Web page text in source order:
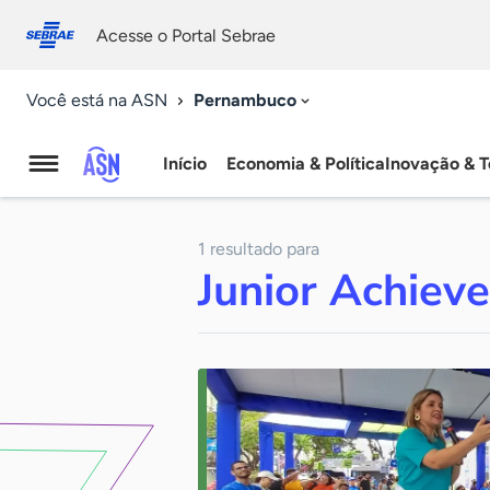
conosco
Acesse o Portal Sebrae
Você está na ASN Pernambuco
Agência
Notícias
Início Economia & PolíticaInovação &
1 resultado para
Junior